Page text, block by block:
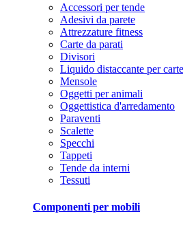
Accessori per tende
Adesivi da parete
Attrezzature fitness
Carte da parati
Divisori
Liquido distaccante per
Mensole
Oggetti per animali
Oggettistica d'arredamento
Paraventi
Scalette
Specchi
Tappeti
Tende da interni
Tessuti
Componenti per mobili